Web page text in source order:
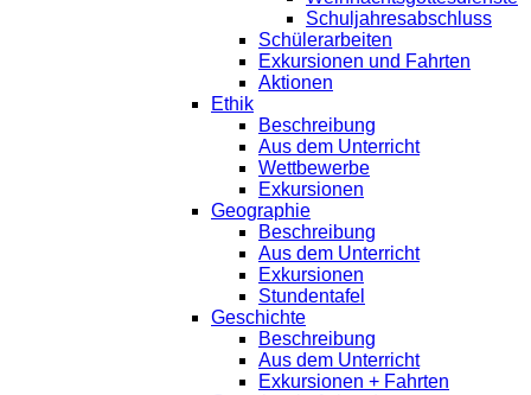
Schuljahresabschluss
Schülerarbeiten
Exkursionen und Fahrten
Aktionen
Ethik
Beschreibung
Aus dem Unterricht
Wettbewerbe
Exkursionen
Geographie
Beschreibung
Aus dem Unterricht
Exkursionen
Stundentafel
Geschichte
Beschreibung
Aus dem Unterricht
Exkursionen + Fahrten